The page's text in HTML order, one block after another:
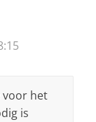
voor het
is